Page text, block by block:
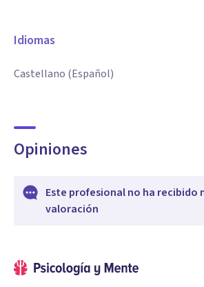
Idiomas
Castellano (Español)
Opiniones
Este profesional no ha recibido
valoración